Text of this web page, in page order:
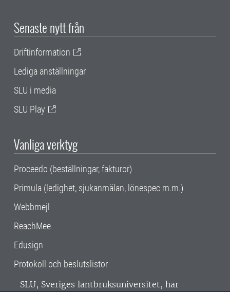
Senaste nytt från
Driftinformation
Lediga anställningar
SLU i media
SLU Play
Vanliga verktyg
Proceedo (beställningar, fakturor)
Primula (ledighet, sjukanmälan, lönespec m.m.)
Webbmejl
ReachMee
Edusign
Protokoll och beslutslistor
SLU, Sveriges lantbruksuniversitet, har